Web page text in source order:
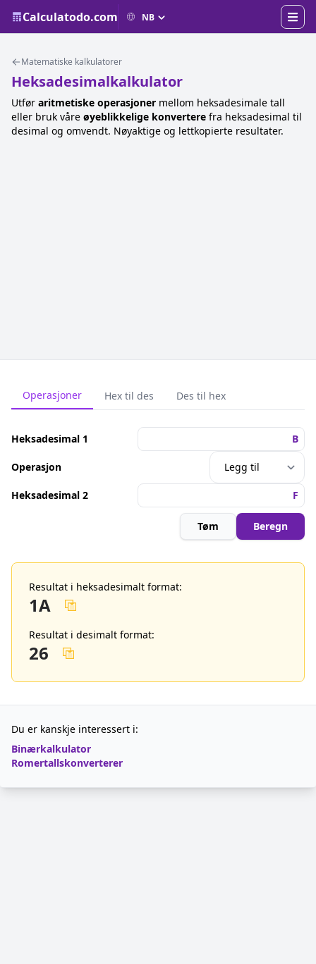
Calculatodo.com
Matematiske kalkulatorer
Heksadesimalkalkulator
Utfør aritmetiske operasjoner mellom heksadesimale tall
eller bruk våre øyeblikkelige konvertere fra heksadesimal til
desimal og omvendt. Nøyaktige og lettkopierte resultater.
Operasjoner Hex til des Des til hex
Heksadesimal 1
Operasjon
Heksadesimal 2
Tøm Beregn
Resultat i heksadesimalt format:
1A
Resultat i desimalt format:
26
Du er kanskje interessert i:
Binærkalkulator
Romertallskonverterer